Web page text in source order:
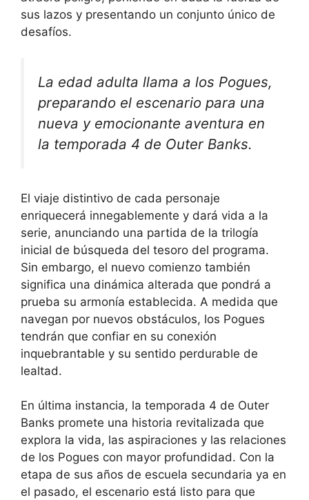
sus lazos y presentando un conjunto único de
desafíos.
La edad adulta llama a los Pogues,
preparando el escenario para una
nueva y emocionante aventura en
la temporada 4 de Outer Banks.
El viaje distintivo de cada personaje
enriquecerá innegablemente y dará vida a la
serie, anunciando una partida de la trilogía
inicial de búsqueda del tesoro del programa.
Sin embargo, el nuevo comienzo también
significa una dinámica alterada que pondrá a
prueba su armonía establecida. A medida que
navegan por nuevos obstáculos, los Pogues
tendrán que confiar en su conexión
inquebrantable y su sentido perdurable de
lealtad.
En última instancia, la temporada 4 de Outer
Banks promete una historia revitalizada que
explora la vida, las aspiraciones y las relaciones
de los Pogues con mayor profundidad. Con la
etapa de sus años de escuela secundaria ya en
el pasado, el escenario está listo para que